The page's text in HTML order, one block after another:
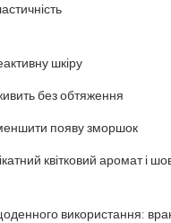
шкіру
без обтяження
появу зморшок
квітковий аромат і
використання: